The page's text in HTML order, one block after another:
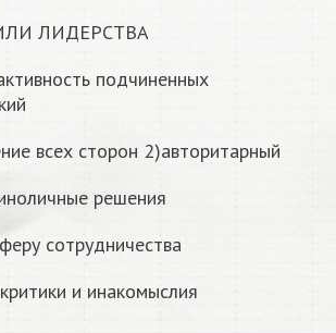
ЛИДЕРСТВА
подчиненных
всех сторон 2)авторитарный
решения
сотрудничества
и инакомыслия